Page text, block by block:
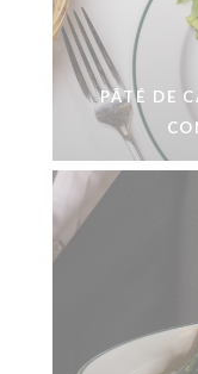
PÂTÉ DE